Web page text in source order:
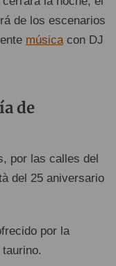
de los escenarios
músicacon DJ
de
por las calles del
del 25 aniversario
por la